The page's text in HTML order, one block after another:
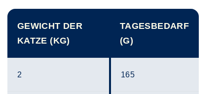
GEWICHT DER
KATZE (KG)
TAGESBEDARF
(G)
2 165